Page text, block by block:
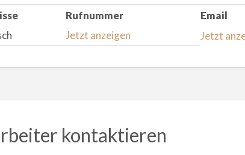
Rufnummer
Jetzt anzeigen
Email
Jetzt
kontaktieren